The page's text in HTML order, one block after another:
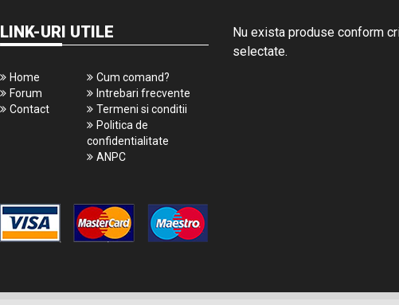
LINK-URI UTILE
Home
Forum
Contact
Cum comand?
Intrebari frecvente
Termeni si conditii
Politica de
confidentialitate
ANPC
Nu exista produse conform
selectate.